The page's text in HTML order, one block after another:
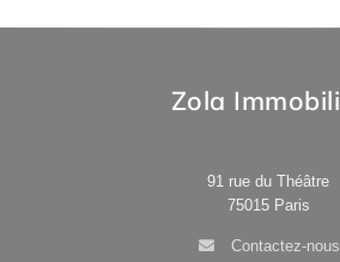
Zola
91 rue du Théâtre
75015 Paris
Contactez-nous